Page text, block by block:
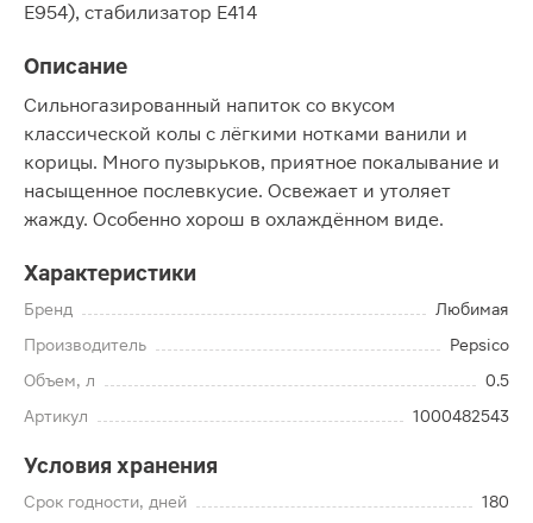
Е954), стабилизатор Е414
Описание
Сильногазированный напиток со вкусом
классической колы с лёгкими нотками ванили и
корицы. Много пузырьков, приятное покалывание и
насыщенное послевкусие. Освежает и утоляет
жажду. Особенно хорош в охлаждённом виде.
Характеристики
Бренд
Любимая
Производитель
Pepsico
Объем, л
0.5
Артикул
1000482543
Условия хранения
Срок годности, дней 180